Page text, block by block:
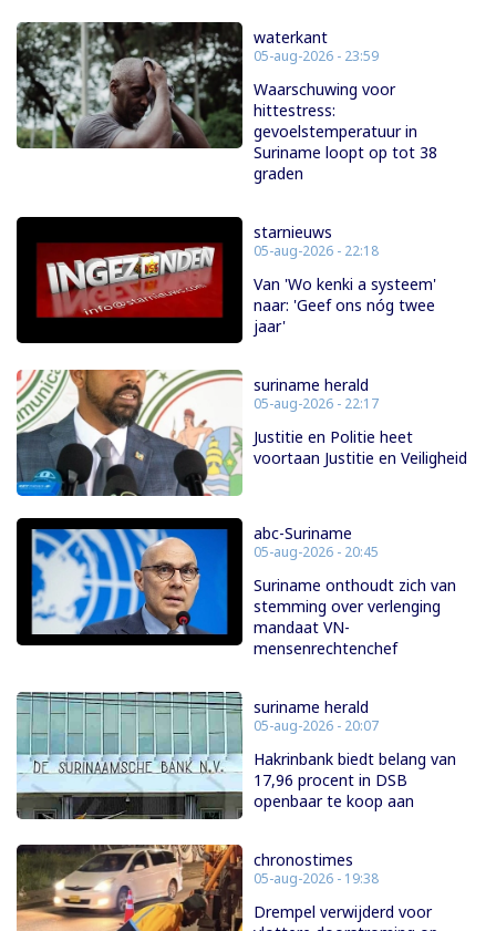
waterkant
05-aug-2026 - 23:59
Waarschuwing voor
hittestress:
gevoelstemperatuur in
Suriname loopt op tot 38
graden
starnieuws
05-aug-2026 - 22:18
Van 'Wo kenki a systeem'
naar: 'Geef ons nóg twee
jaar'
suriname herald
05-aug-2026 - 22:17
Justitie en Politie heet
voortaan Justitie en Veiligheid
abc-Suriname
05-aug-2026 - 20:45
Suriname onthoudt zich van
stemming over verlenging
mandaat VN-
mensenrechtenchef
suriname herald
05-aug-2026 - 20:07
Hakrinbank biedt belang van
17,96 procent in DSB
openbaar te koop aan
chronostimes
05-aug-2026 - 19:38
Drempel verwijderd voor